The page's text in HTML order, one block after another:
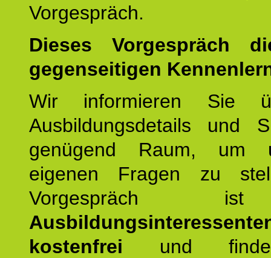
Vorgespräch.
Dieses Vorgespräch
gegenseitigen
Wir informieren Sie
Ausbildungsdetails und
genügend Raum, um
eigenen Fragen zu
kostenfrei und